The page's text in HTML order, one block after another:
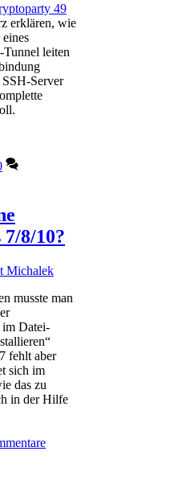
49
erklären, wie
Tunnel leiten
Server
8/10?
Michalek
musste man
im Datei-
fehlt aber
sich im
das zu
in der Hilfe